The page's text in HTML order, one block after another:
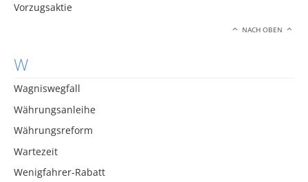
Vorzugsaktie
NACH OBEN
W
Wagniswegfall
Währungsanleihe
Währungsreform
Wartezeit
Wenigfahrer-Rabatt